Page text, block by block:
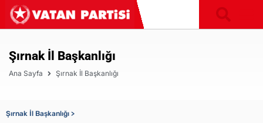
Şırnak İl Başkanlığı
Ana Sayfa Şırnak İl Başkanlığı
Şırnak İl Başkanlığı >